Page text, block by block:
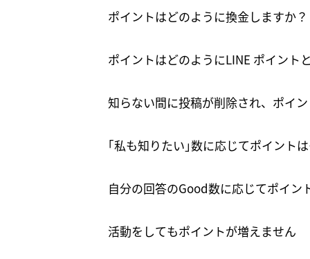
ポイントはどのように換金しますか？
ポイントはどのようにLINE ポイント
知らない間に投稿が削除され、ポイ
｢私も知りたい｣数に応じてポイント
自分の回答のGood数に応じてポイン
活動をしてもポイントが増えません